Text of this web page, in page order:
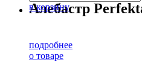
в корзину
Алебастр
подробнее
о товаре